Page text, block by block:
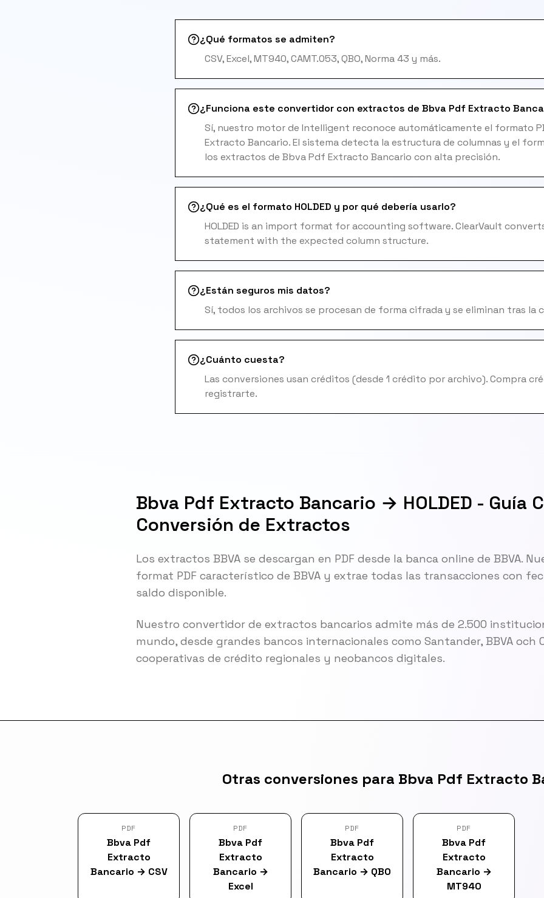
¿Qué formatos se admiten?
CSV, Excel, MT940, CAMT.053, QBO, Norma 43 y más.
¿Funciona este convertidor con extractos de Bbva Pdf Extracto
Sí, nuestro motor de Intelligent reconoce automáticamente el formato
Extracto Bancario. El sistema detecta la estructura de columnas y el
los extractos de Bbva Pdf Extracto Bancario con alta precisión.
¿Qué es el formato HOLDED y por qué debería usarlo?
HOLDED is an import format for accounting software. ClearVault
statement with the expected column structure.
¿Están seguros mis datos?
Sí, todos los archivos se procesan de forma cifrada y se eliminan tras la
¿Cuánto cuesta?
Las conversiones usan créditos (desde 1 crédito por archivo). Compra
registrarte.
Bbva Pdf Extracto Bancario → HOLDED - Guía
Conversión de Extractos
Los extractos BBVA se descargan en PDF desde la banca online de BBVA.
format PDF característico de BBVA y extrae todas las transacciones con
saldo disponible.
Nuestro convertidor de extractos bancarios admite más de 2.500
mundo, desde grandes bancos internacionales como Santander, BBVA och
cooperativas de crédito regionales y neobancos digitales.
Otras conversiones para Bbva Pdf Extracto
PDF
Bbva Pdf
Extracto
Bancario → CSV
PDF
Bbva Pdf
Extracto
Bancario →
Excel
PDF
Bbva Pdf
Extracto
Bancario → QBO
PDF
Bbva Pdf
Extracto
Bancario →
MT940